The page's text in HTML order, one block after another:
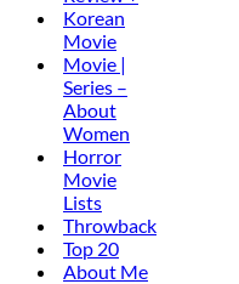
Korean
Movie
Movie |
Series –
About
Women
Horror
Movie
Lists
Throwback
Top 20
About Me